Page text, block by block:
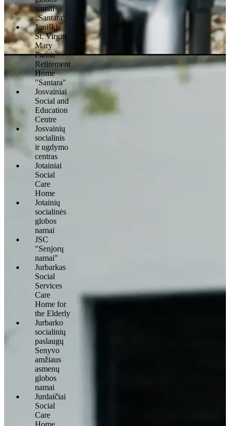
namai
„Santara“
Joniškis
St. Virgin
Mary
Parish
Retirement
Home
"Santara"
Josvainiai
Social and
Education
Centre
Josvainių
socialinis
ir ugdymo
centras
Jotainiai
Social
Care
Home
Jotainių
socialinės
globos
namai
JSC
"Senjorų
namai"
Jurbarkas
Social
Services
Care
Home for
the Elderly
Jurbarko
socialinių
paslaugų
Senyvo
amžiaus
asmenų
globos
namai
Jurdaičiai
Social
Care
Home